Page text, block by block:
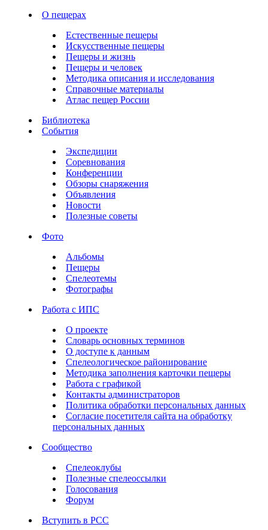
О пещерах
Естественные пещеры
Искусственные пещеры
Пещеры и жизнь
Пещеры и человек
Методика описания и исследования
Справочные материалы
Атлас пещер России
Библиотека
События
Экспедиции
Соревнования
Конференции
Обзоры снаряжения
Объявления
Новости
Полезные советы
Фото
Альбомы
Пещеры
Спелеотемы
Фотографы
Работа с ИПС
О проекте
Словарь основных терминов
О доступе к данным
Спелеологическое районирование
Методика заполнения карточки пещеры
Работа с графикой
Контакты администраторов
Политика обработки персональных данных
Согласие посетителя сайта на обработку
персональных данных
Сообщество
Спелеоклубы
Полезные спелеоссылки
Голосования
Форум
Вступить в РСС